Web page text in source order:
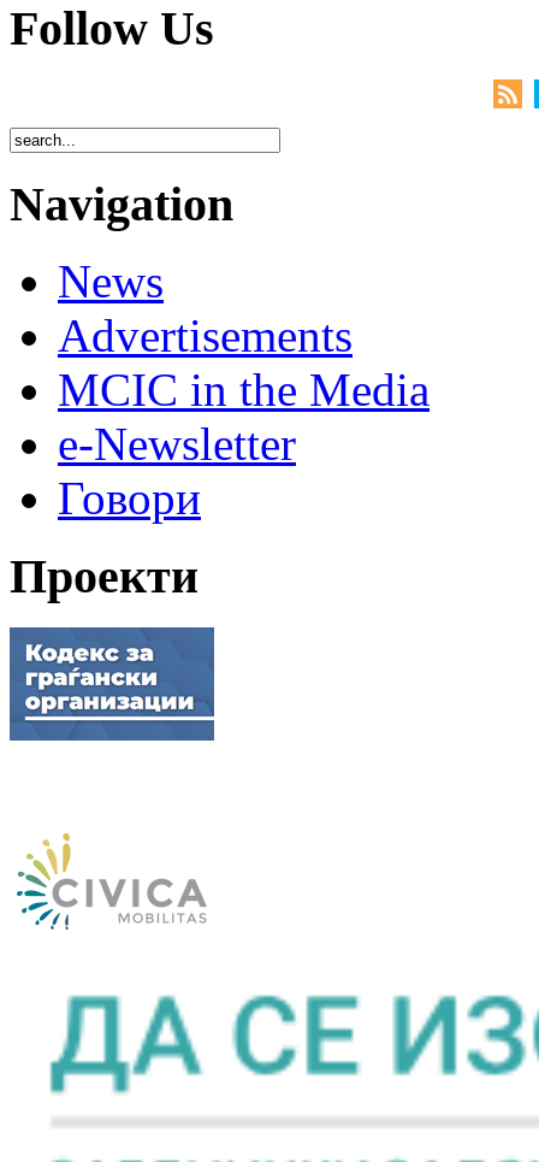
Follow Us
Navigation
News
Advertisements
MCIC in the Media
e-Newsletter
Говори
Проекти